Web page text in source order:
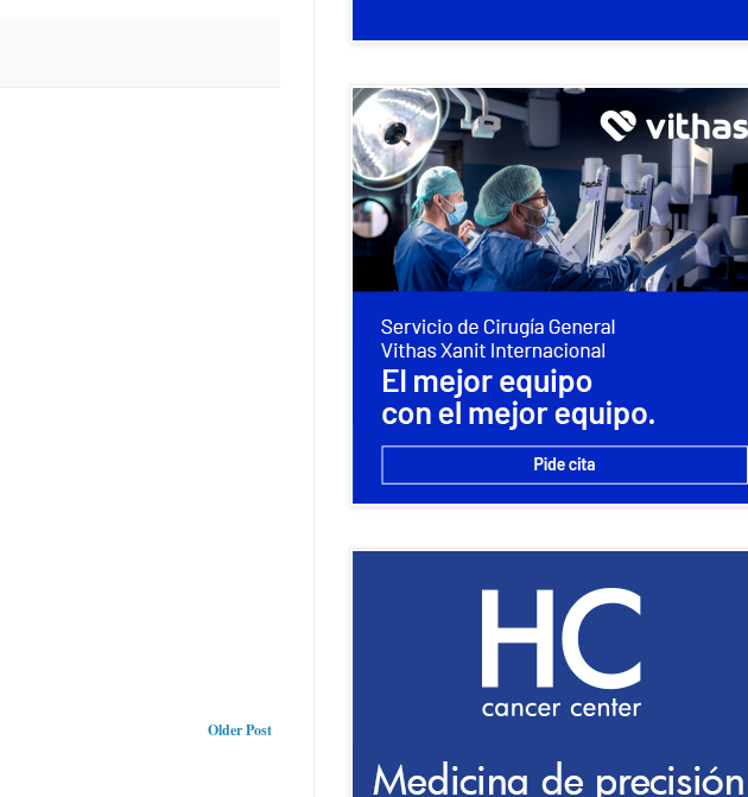
Older Post